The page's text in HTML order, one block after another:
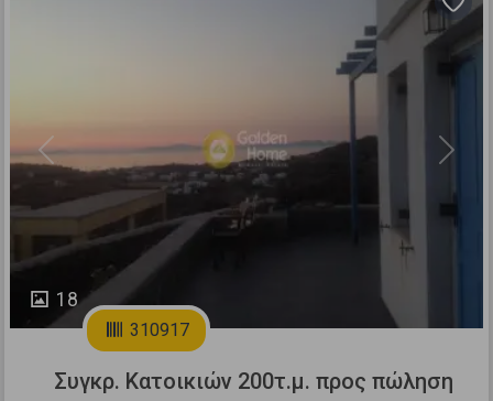
18
Previous Next
310917
Συγκρ. Κατοικιών 200τ.μ. προς πώληση